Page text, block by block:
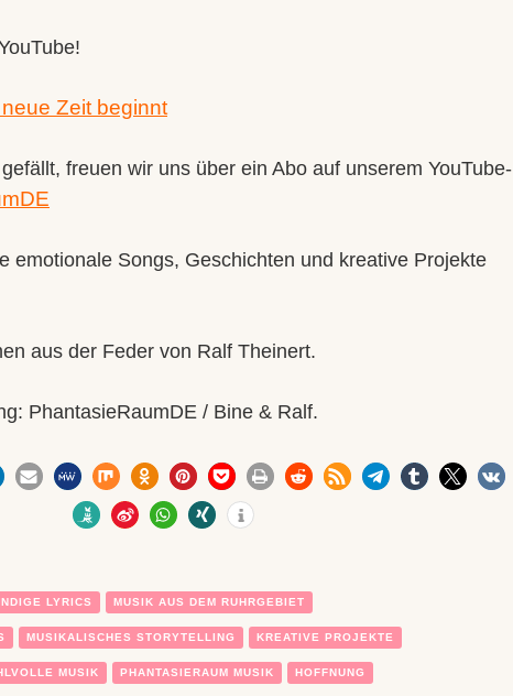
Zeit beginnt
freuen wir uns über ein Abo auf unserem YouTube-
emotionale Songs, Geschichten und kreative Projekte
aus der Feder von Ralf Theinert.
PhantasieRaumDE / Bine & Ralf.
1
LYRICS MUSIK AUS DEM RUHRGEBIET
MUSIKALISCHES STORYTELLING KREATIVE PROJEKTE
MUSIK PHANTASIERAUM MUSIK HOFFNUNG